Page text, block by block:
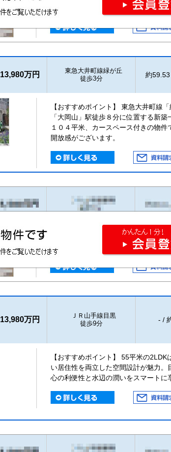
13,980万円
東急大井町線緑が丘
徒歩3分
約
【おすすめポイント】 東急大井町線
「大岡山」駅徒歩８分に位置する新
１０４平米、カースペース付きの物件
開放感がございます。
13,980万円
ＪＲ山手線目黒
徒歩9分
- /
【おすすめポイント】 55平米の
い居住性を両立した空間設計が魅力
心の利便性と水辺の潤いをスマートに